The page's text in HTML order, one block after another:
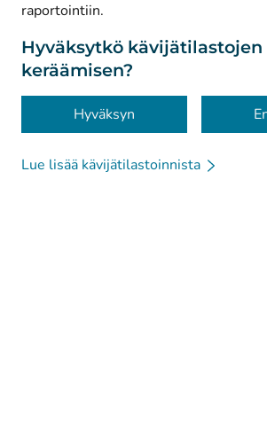
raportointiin.
Hyväksytkö kävijätilastojen
keräämisen?
Hyväksyn
Lue lisää kävijätilastoinnista
Tietosuoja
Tietoa sivustosta
Saavutettavuus
Evästeet